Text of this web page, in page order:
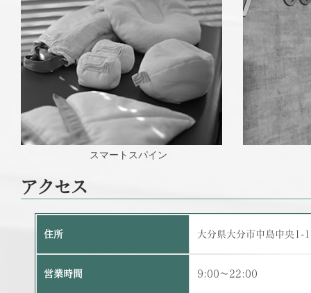
スマートスパイン
アクセス
住所 大分県大分市中島中央
営業時間 9:00～22:00